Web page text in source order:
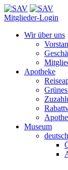
Mitglieder-Login
Wir über uns
Apotheke
Museum
deutsch